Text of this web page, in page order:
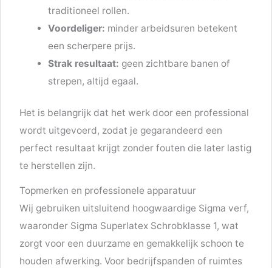
traditioneel rollen.
Voordeliger: minder arbeidsuren betekent
een scherpere prijs.
Strak resultaat: geen zichtbare banen of
strepen, altijd egaal.
Het is belangrijk dat het werk door een professional
wordt uitgevoerd, zodat je gegarandeerd een
perfect resultaat krijgt zonder fouten die later lastig
te herstellen zijn.
Topmerken en professionele apparatuur
Wij gebruiken uitsluitend hoogwaardige Sigma verf,
waaronder Sigma Superlatex Schrobklasse 1, wat
zorgt voor een duurzame en gemakkelijk schoon te
houden afwerking. Voor bedrijfspanden of ruimtes